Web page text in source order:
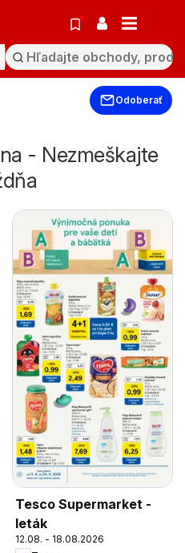
Odoberať
- Nezmeškajte
Tesco Supermarket -
leták
12.08. - 18.08.2026